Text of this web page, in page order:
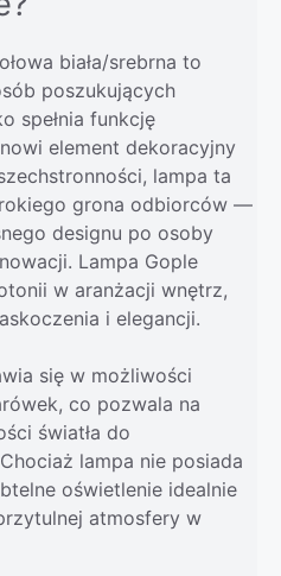
biała/srebrna to
poszukujących
spełnia funkcję
element dekoracyjny
lampa ta
grona odbiorców —
designu po osoby
Lampa Gople
w aranżacji wnętrz,
i elegancji.
się w możliwości
co pozwala na
światła do
lampa nie posiada
oświetlenie idealnie
atmosfery w